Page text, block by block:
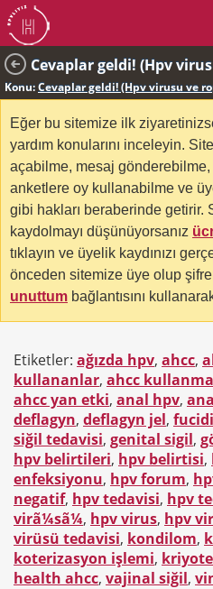
Konu:Cevaplar geldi! (Hpv virusu ve
Eğer bu sitemize ilk
yardım konularını inceleyin.
açabilme, mesaj gönderebilme,
anketlere oy kullanabilme ve
gibi hakları beraberinde getirir.
kaydolmayı düşünüyorsanız
tıklayın ve üyelik kaydınızı
önceden sitemize üye olup
unuttum bağlantısını
Etiketler: ağızda hpv, ahcc,
kullananlar, ahcc
ahcc yan etki, anal hpv,
deflagyn, deflagyn jel,
siğil tedavisi, genital sigil,
hpv belirtileri, hpv belirtisi,
enfeksiyonu, hpv forum,
negatif, hpv tedavisi, hpv
virã¼sã¼, hpv virus, hpv
virüsü tedavisi, kondilom,
koterizasyon işlemi,
health ahcc, vajinal siğil,